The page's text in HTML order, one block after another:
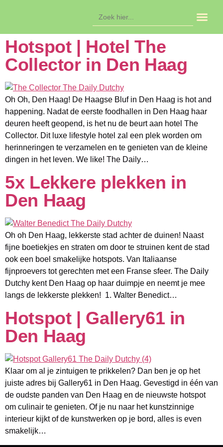
naar:
Hotspot | Hotel The
Collector in Den Haag
Oh Oh, Den Haag! De Haagse Bluf in Den Haag is hot and
happening. Nadat de eerste foodhallen in Den Haag haar
deuren heeft geopend, is het nu de beurt aan hotel The
Collector. Dit luxe lifestyle hotel zal een plek worden om
herinneringen te verzamelen en te genieten van de kleine
dingen in het leven. We like! The Daily…
5x Lekkere plekken in
Den Haag
Oh oh Den Haag, lekkerste stad achter de duinen! Naast
fijne boetiekjes en straten om door te struinen kent de stad
ook een boel smakelijke hotspots. Van Italiaanse
fijnproevers tot gerechten met een Franse sfeer. The Daily
Dutchy kent Den Haag op haar duimpje en neemt je mee
langs de lekkerste plekken! 1. Walter Benedict…
Hotspot | Gallery61 in
Den Haag
Klaar om al je zintuigen te prikkelen? Dan ben je op het
juiste adres bij Gallery61 in Den Haag. Gevestigd in één van
de oudste panden van Den Haag en de nieuwste hotspot
om culinair te genieten. Of je nu naar het kunstzinnige
interieur kijkt of de kunstwerken op je bord, alles is even
smakelijk…